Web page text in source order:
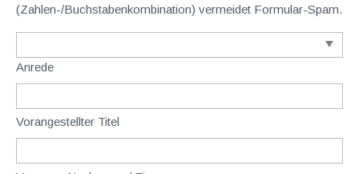
(Zahlen-/Buchstabenkombination) vermeidet Formular-Spam.
Anrede
Vorangestellter Titel